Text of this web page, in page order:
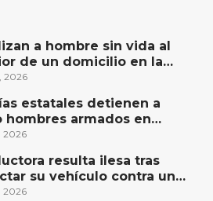
a hombre sin vida al
de un domicilio en la
El Rodeo, San Juan del
2026
estatales detienen a
hombres armados en
capital
2026
resulta ilesa tras
su vehículo contra un
Huimilpan
2026